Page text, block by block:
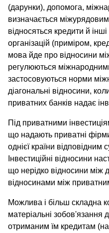
(дарунки), допомога,
визначається
відносяться кредити й
організацій (приміром,
мова йде про відносини
регулюються
застосовуються норми
діагональні відносини,
приватних банків надає
Під приватними
що надають приватні
однієї країни відповідним
Інвестиційні відносини
що нерідко відносини між
відносинами між
Можлива і більш складна
матеріальні
отриманим їм кредитам